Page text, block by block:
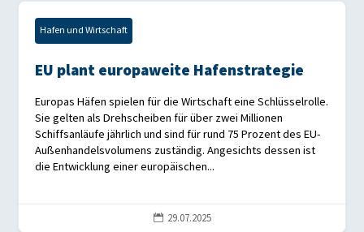
Hafen und Wirtschaft
EU plant europaweite Hafenstrategie
Europas Häfen spielen für die Wirtschaft eine Schlüsselrolle.
Sie gelten als Drehscheiben für über zwei Millionen
Schiffsanläufe jährlich und sind für rund 75 Prozent des EU-
Außenhandelsvolumens zuständig. Angesichts dessen ist
die Entwicklung einer europäischen...
 29.07.2025